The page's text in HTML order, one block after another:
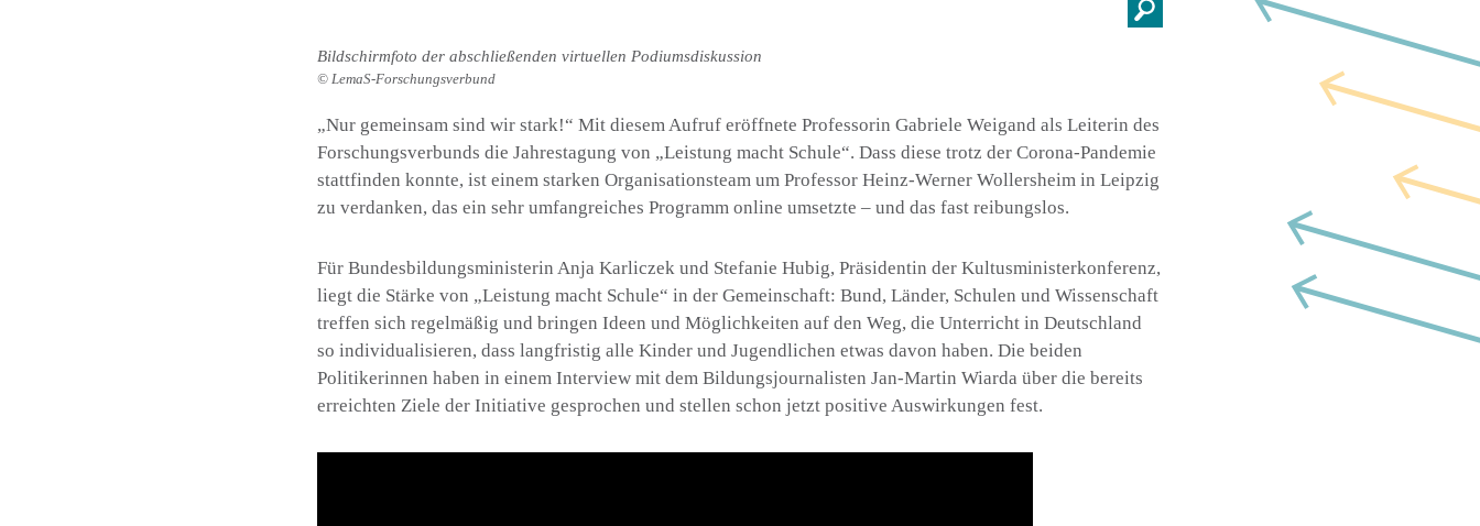
Bildschirmfoto der abschließenden virtuellen Podiumsdiskussion
LemaS-Forschungsverbund
„Nur gemeinsam sind wir stark!“ Mit diesem Aufruf eröffnete Professorin Gabriele Weigand als Leiterin des
Forschungsverbunds die Jahrestagung von „Leistung macht Schule“. Dass diese trotz der Corona-Pandemie
stattfinden konnte, ist einem starken Organisationsteam um Professor Heinz-Werner Wollersheim in Leipzig
zu verdanken, das ein sehr umfangreiches Programm online umsetzte – und das fast reibungslos.
Für Bundesbildungsministerin Anja Karliczek und Stefanie Hubig, Präsidentin der Kultusministerkonferenz,
liegt die Stärke von „Leistung macht Schule“ in der Gemeinschaft: Bund, Länder, Schulen und Wissenschaft
treffen sich regelmäßig und bringen Ideen und Möglichkeiten auf den Weg, die Unterricht in Deutschland
so individualisieren, dass langfristig alle Kinder und Jugendlichen etwas davon haben. Die beiden
Politikerinnen haben in einem Interview mit dem Bildungsjournalisten Jan-Martin Wiarda über die bereits
erreichten Ziele der Initiative gesprochen und stellen schon jetzt positive Auswirkungen fest.